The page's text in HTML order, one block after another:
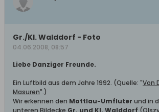
Gr./Kl. Walddorf - Foto
04.06.2008, 08:57
Liebe Danziger Freunde.
Ein Luftbild aus dem Jahre 1992. (Quelle: "Von
Masuren".)
Wir erkennen den Mottlau-Umfluter und in
unteren Bildecke Gr. und Kl. Walddorf